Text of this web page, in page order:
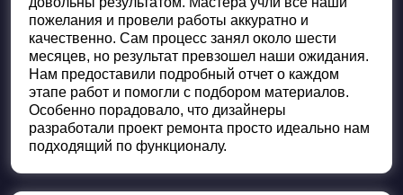
пожелания и провели работы аккуратно и
качественно. Сам процесс занял около шести
месяцев, но результат превзошел наши ожидания.
Нам предоставили подробный отчет о каждом
этапе работ и помогли с подбором материалов.
Особенно порадовало, что дизайнеры
разработали проект ремонта просто идеально нам
подходящий по функционалу.